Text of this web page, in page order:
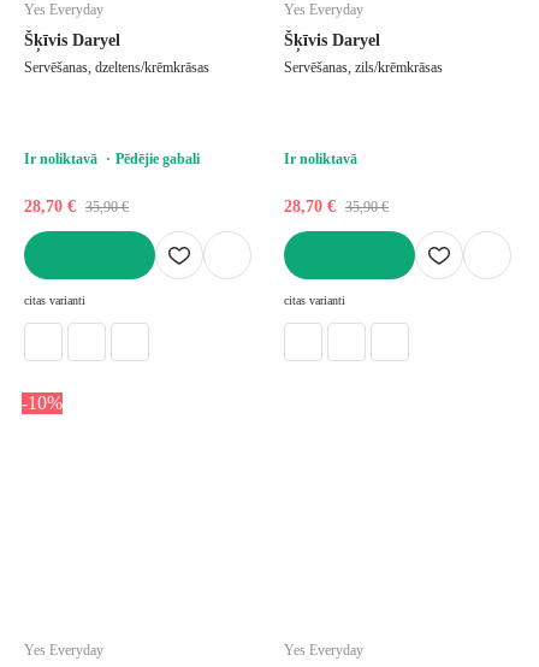
Yes Everyday
Šķīvis Daryel
Servēšanas, dzeltens/krēmkrāsas
Ir noliktavā Pēdējie gabali
28,70 € 35,90 €
citas varianti
Yes Everyday
Šķīvis Daryel
Servēšanas, zils/krēmkrāsas
Ir noliktavā
28,70 € 35,90 €
citas varianti
-10%
Yes Everyday Yes Everyday